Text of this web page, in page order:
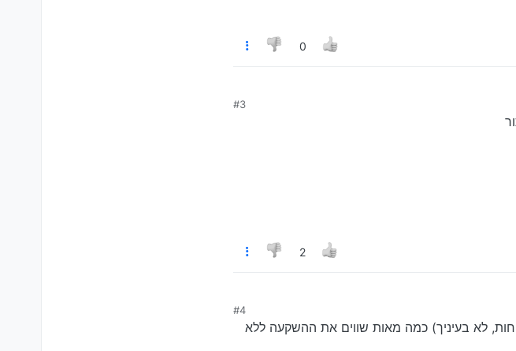
0
#3
2
#4
לא בעיניך) כמה מאות שווים את ההשקעה ללא